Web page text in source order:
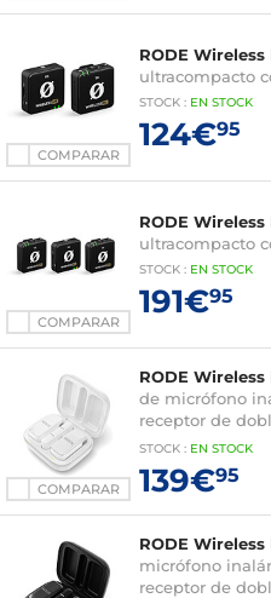
COMPARAR
RODE Wireless
ultracompacto
STOCK : EN STOCK
124€95
COMPARAR
RODE Wireless
ultracompacto
STOCK : EN STOCK
191€95
COMPARAR
RODE
de micrófono
receptor de
estuche de
STOCK : EN STOCK
139€95
RODE
micrófono
receptor de